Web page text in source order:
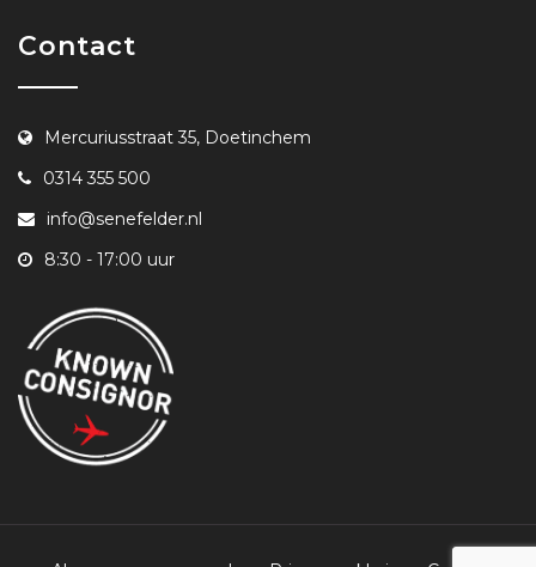
Contact
Mercuriusstraat 35, Doetinchem
0314 355 500
info@senefelder.nl
8:30 - 17:00 uur